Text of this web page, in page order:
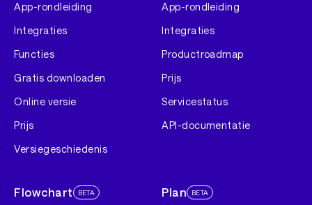
App-rondleiding
Integraties
Functies
Gratis downloaden
Online versie
Prijs
Versiegeschiedenis
App-rondleiding
Integraties
Productroadmap
Prijs
Servicestatus
API-documentatie
Flowchart BETA Plan BETA